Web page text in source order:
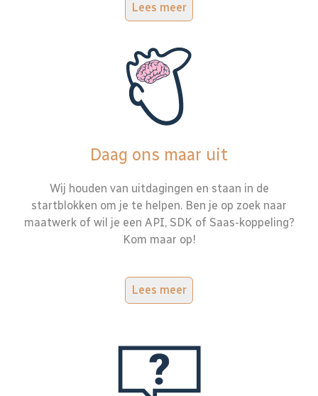
Lees meer
Daag ons maar uit
Wij houden van uitdagingen en staan in de
startblokken om je te helpen. Ben je op zoek naar
maatwerk of wil je een API, SDK of Saas-koppeling?
Kom maar op!
Lees meer